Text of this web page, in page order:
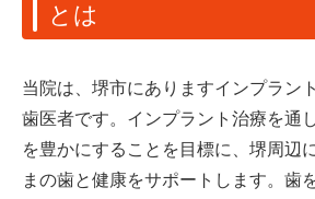
とは
当院は、堺市にありますインプラン
歯医者です。インプラント治療を通
を豊かにすることを目標に、堺周辺
まの歯と健康をサポートします。歯